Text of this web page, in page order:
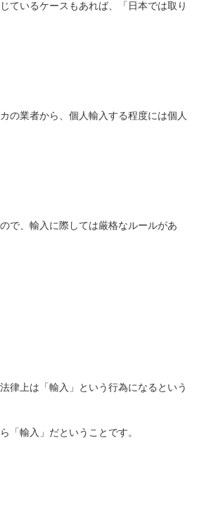
ているケースもあれば、「日本では取り
の業者から、個人輸入する程度には個人
で、輸入に際しては厳格なルールがあ
律上は「輸入」という行為になるという
「輸入」だということです。